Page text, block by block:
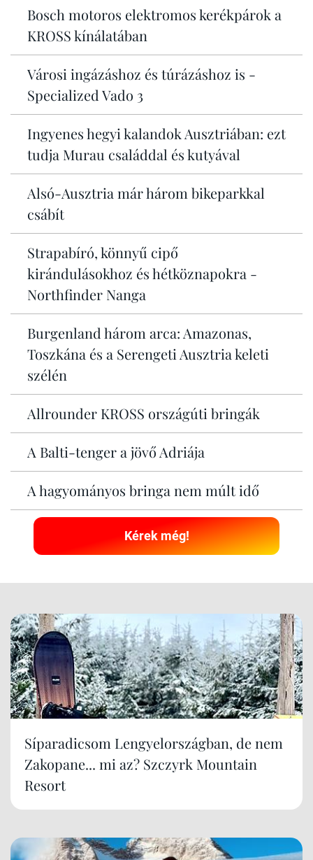
Bosch motoros elektromos kerékpárok a
KROSS kínálatában
Városi ingázáshoz és túrázáshoz is -
Specialized Vado 3
Ingyenes hegyi kalandok Ausztriában: ezt
tudja Murau családdal és kutyával
Alsó-Ausztria már három bikeparkkal
csábít
Strapabíró, könnyű cipő
kirándulásokhoz és hétköznapokra -
Northfinder Nanga
Burgenland három arca: Amazonas,
Toszkána és a Serengeti Ausztria keleti
szélén
Allrounder KROSS országúti bringák
A Balti-tenger a jövő Adriája
A hagyományos bringa nem múlt idő
Kérek még!
Síparadicsom Lengyelországban, de nem
Zakopane... mi az? Szczyrk Mountain
Resort